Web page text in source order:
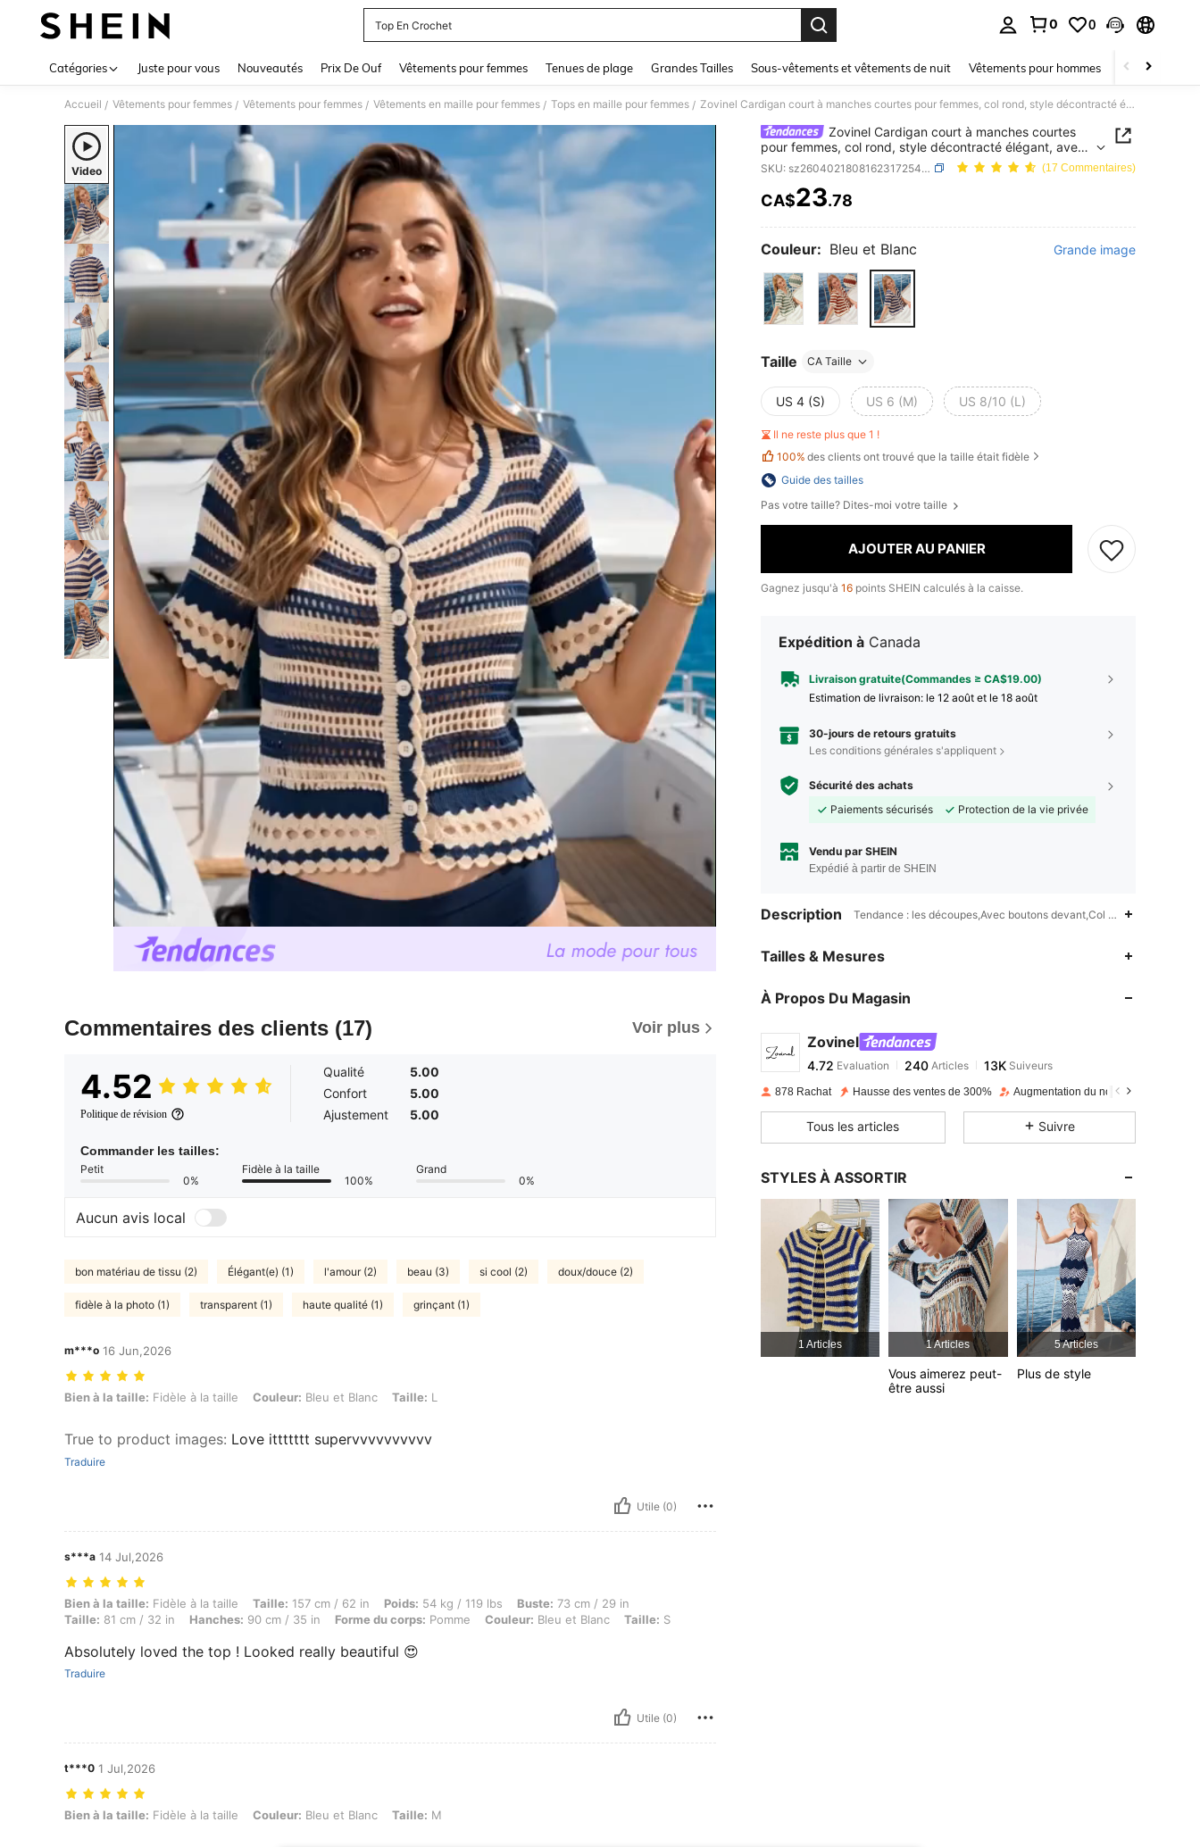
Top En Crochet
0 0
Catégories Juste pour vous Nouveautés Prix De Ouf Vêtements pour femmes Tenues de plage Grandes Tailles Sous-vêtements et vêtements de nuit Vêtements pour hommes Enfants
Accueil / Vêtements pour femmes / Vêtements pour femmes / Vêtements en maille pour femmes / Tops en maille pour femmes / Zovinel Cardigan court à manches courtes pour femmes, col rond, style décontracté élégant, avec ourlet ondulé rayé bleu et blanc, idéal pour les vacances printanières/estivales
Video
Commentaires des clients (17) Voir plus
4.52
Politique de révision
Qualité
5.00
Confort
5.00
Ajustement
5.00
Commander les tailles:
Petit
0%
Fidèle à la taille
100%
Grand
0%
Aucun avis local
bon matériau de tissu (2) Élégant(e) (1) l'amour (2) beau (3) si cool (2) doux/douce (2)
fidèle à la photo (1) transparent (1) haute qualité (1) grinçant (1)
m***o 16 Jun,2026
Bien à la taille: Fidèle à la taille, Couleur: Bleu et Blanc, Taille: L
Bien à la taille: Fidèle à la taille Couleur: Bleu et Blanc Taille: L
True to product images: Love ittttttt supervvvvvvvvvv
Traduire
Utile (0)
s***a 14 Jul,2026
Bien à la taille: Fidèle à la taille, Taille: 157 cm / 62 in, Poids: 54 kg / 119 lbs, Buste: 73 cm / 29 in, Taille: 81 cm / 32 in, Hanches: 90 cm / 35 in, Forme du corps: Pomme, Couleur: Bleu et Blanc, Taille: S
Bien à la taille: Fidèle à la taille Taille: 157 cm / 62 in Poids: 54 kg / 119 lbs Buste: 73 cm / 29 in
Taille: 81 cm / 32 in Hanches: 90 cm / 35 in Forme du corps: Pomme Couleur: Bleu et Blanc Taille: S
Absolutely loved the top ! Looked really beautiful 😍
Traduire
Utile (0)
t***0 1 Jul,2026
Bien à la taille: Fidèle à la taille, Couleur: Bleu et Blanc, Taille: M
Bien à la taille: Fidèle à la taille Couleur: Bleu et Blanc Taille: M
Zovinel Cardigan court à manches courtes
pour femmes, col rond, style décontracté élégant, avec
ourlet ondulé rayé bleu et blanc, idéal pour les vacances
printanières/estivales
SKU: sz260402180816231725415 (17 Commentaires)
PRICE AND AVAILABILITY
CA$23.78
Couleur: Bleu et Blanc Grande image
Taille CA Taille
US 4 (S) US 6 (M) US 8/10 (L)
Il ne reste plus que 1 !
100% des clients ont trouvé que la taille était fidèle
Guide des tailles
Pas votre taille? Dites-moi votre taille
AJOUTER AU PANIER
Gagnez jusqu'à 16 points SHEIN calculés à la caisse.
Expédition à Canada
Livraison gratuite(Commandes ≥ CA$19.00)
Estimation de livraison: le 12 août et le 18 août
30-jours de retours gratuits
Les conditions générales s'appliquent
Sécurité des achats
Paiements sécurisés
Protection de la vie privée
Vendu par SHEIN
Expédié à partir de SHEIN
Description Tendance : les découpes,Avec boutons devant,Col en V,Lavage à la
Tailles & Mesures
À Propos Du Magasin
Zovinel
4.72 240
4.72 Evaluation 240Articles
s***ipayé Il y a 1 jour
4.72 240
4.72 240 13K
4.72 240 13K
240 13K
878 Rachat Hausse des ventes de 300% Augmentation du nombre d'abonnés :
Tous les articles Suivre
STYLES À ASSORTIR
1 Articles 1 Articles
Vous aimerez peut-
être aussi
5 Articles
Plus de style